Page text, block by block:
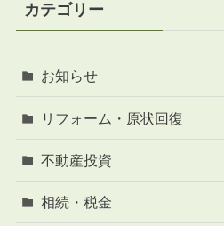
カテゴリー
お知らせ
リフォーム・原状回復
不動産投資
相続・税金